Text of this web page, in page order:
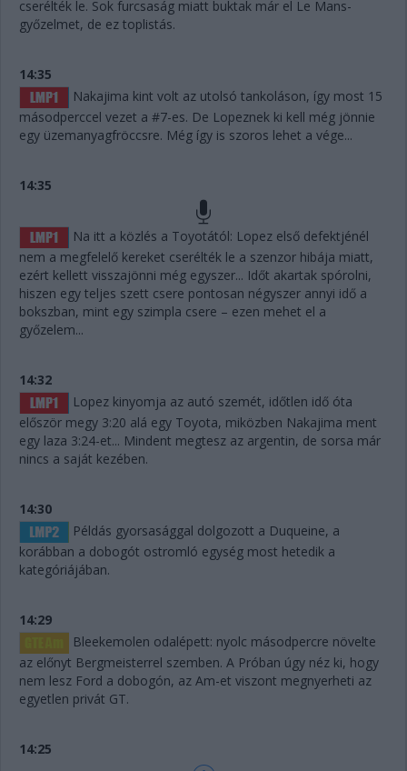
cserélték le. Sok furcsaság miatt buktak már el Le Mans-
győzelmet, de ez toplistás.
14:35
Nakajima kint volt az utolsó tankoláson, így most 15
másodperccel vezet a #7-es. De Lopeznek ki kell még jönnie
egy üzemanyagfröccsre. Még így is szoros lehet a vége...
14:35
Na itt a közlés a Toyotától: Lopez első defektjénél
nem a megfelelő kereket cserélték le a szenzor hibája miatt,
ezért kellett visszajönni még egyszer... Időt akartak spórolni,
hiszen egy teljes szett csere pontosan négyszer annyi idő a
bokszban, mint egy szimpla csere – ezen mehet el a
győzelem...
14:32
Lopez kinyomja az autó szemét, időtlen idő óta
először megy 3:20 alá egy Toyota, miközben Nakajima ment
egy laza 3:24-et... Mindent megtesz az argentin, de sorsa már
nincs a saját kezében.
14:30
Példás gyorsasággal dolgozott a Duqueine, a
korábban a dobogót ostromló egység most hetedik a
kategóriájában.
14:29
Bleekemolen odalépett: nyolc másodpercre növelte
az előnyt Bergmeisterrel szemben. A Próban úgy néz ki, hogy
nem lesz Ford a dobogón, az Am-et viszont megnyerheti az
egyetlen privát GT.
14:25